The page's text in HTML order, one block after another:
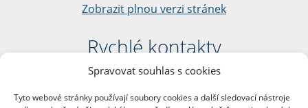
Spravovat souhlas s cookies
Tyto webové stránky používají soubory cookies a další sledovací nástroje
Zobrazit plnou verzi stránek
Rychlé kontakty
Filozofická fakulta
nám. Jana Palacha 1/2